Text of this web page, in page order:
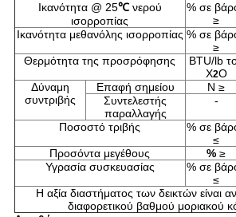
Ικανότητα @ 25℃νερού
ισορροπίας
% σε
≥
Ικανότητα μεθανόλης ισορροπίας % σε
≥
Θερμότητα της προσρόφησης
BTU/lb
Χ2Ο
Δύναμη
συντριβής
Επαφή σημείου Ν ≥
Συντελεστής
παραλλαγής
-
Ποσοστό τριβής
% σε
≤
Προσόντα μεγέθους % ≥
Υγρασία συσκευασίας
% σε
≤
Η αξία διαστήματος των δεικτών είναι
διαφορετικού βαθμού μοριακού